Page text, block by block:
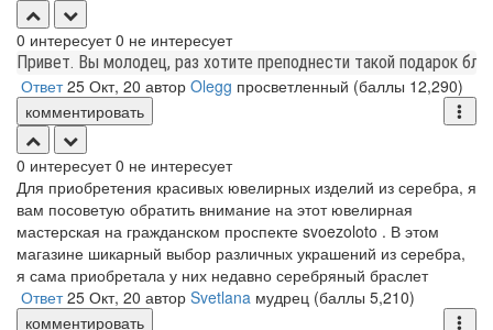
0 интересует 0 не интересует
Привет. Вы молодец, раз хотите преподнести такой подарок
Ответ 25 Окт, 20 автор Olegg просветленный (баллы 12,290)
комментировать
0 интересует 0 не интересует
Для приобретения красивых ювелирных изделий из серебра, я
вам посоветую обратить внимание на этот ювелирная
мастерская на гражданском проспекте svoezoloto . В этом
магазине шикарный выбор различных украшений из серебра,
я сама приобретала у них недавно серебряный браслет
Ответ 25 Окт, 20 автор Svetlana мудрец (баллы 5,210)
комментировать